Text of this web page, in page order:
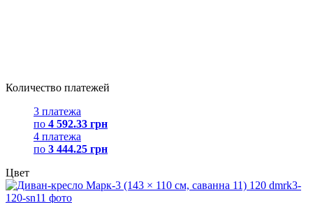
Количество платежей
3 платежа
по 4 592.33 грн
4 платежа
по 3 444.25 грн
Цвет